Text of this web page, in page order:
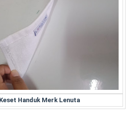
Handuk Merk Lenuta